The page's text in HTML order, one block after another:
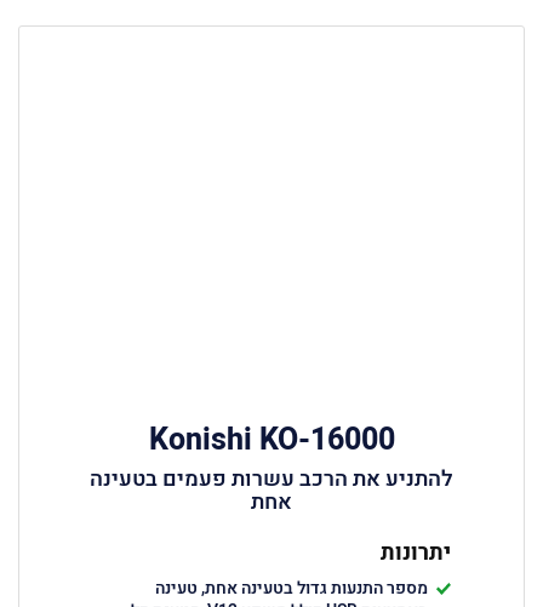
Konishi KO-16000
להתניע את הרכב עשרות פעמים בטעינה
אחת
יתרונות
מספר התנעות גדול בטעינה אחת, טעינה